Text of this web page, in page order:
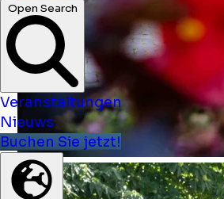
Open Search
Veranstaltungen
Nieuws
Buchen Sie jetzt!